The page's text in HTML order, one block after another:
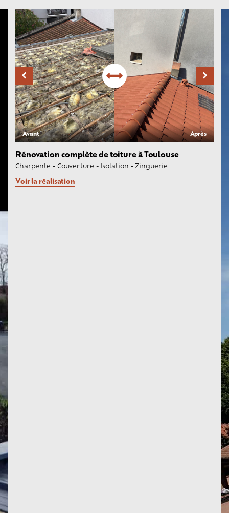
Avant Après
Rénovation complète de toiture à Toulouse
Charpente - Couverture - Isolation -Zinguerie
Voir la réalisation